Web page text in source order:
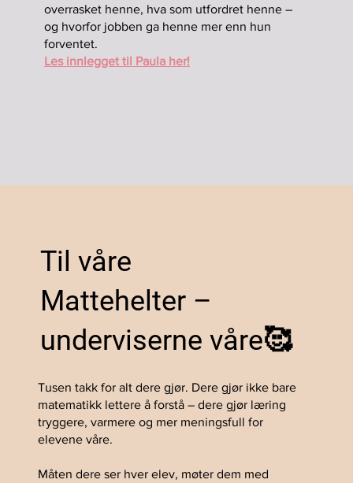
overrasket henne, hva som utfordret henne –
og hvorfor jobben ga henne mer enn hun
forventet.
Les innlegget til Paula her!
Til våre
Mattehelter –
underviserne våre🥰
Tusen takk for alt dere gjør. Dere gjør ikke bare
matematikk lettere å forstå – dere gjør læring
tryggere, varmere og mer meningsfull for
elevene våre.
Måten dere ser hver elev, møter dem med